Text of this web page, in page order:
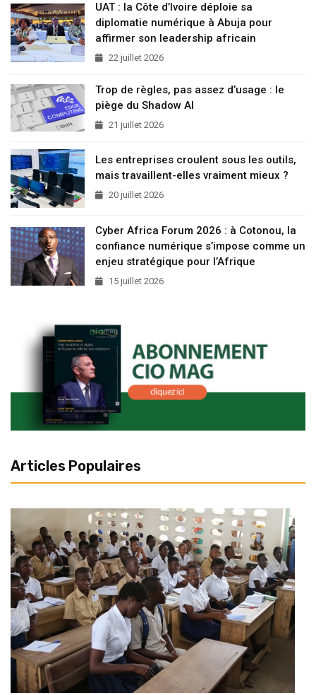
UAT : la Côte d’Ivoire déploie sa
diplomatie numérique à Abuja pour
affirmer son leadership africain
22 juillet 2026
Trop de règles, pas assez d’usage : le
piège du Shadow AI
21 juillet 2026
Les entreprises croulent sous les outils,
mais travaillent-elles vraiment mieux ?
20 juillet 2026
Cyber Africa Forum 2026 : à Cotonou, la
confiance numérique s’impose comme un
enjeu stratégique pour l’Afrique
15 juillet 2026
Articles Populaires